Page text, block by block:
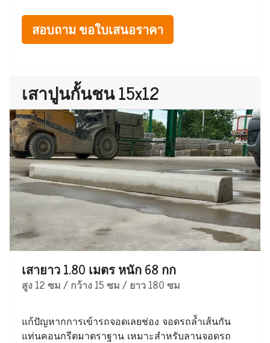
สอบถาม ขอใบเสนอราคา
เสาปูนกั้นชน 15x12
เสายาว 1.80 เมตร หนัก 68 กก
สูง 12 ซม / กว้าง 15 ซม / ยาว 180 ซม
แก้ปัญหากการเข้ารถจอดเลยช่อง จอดรถล้ำเส้นกัน
แท่นคอนกรีตมาตราฐาน เหมาะสำหรับลานจอดรถ